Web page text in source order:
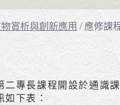
賞析與創新應用 /應修課
二專長課程開設於通識
如下表：